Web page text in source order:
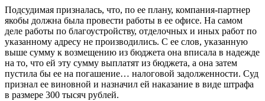
Подсудимая призналась, что, по ее плану, компания-партнер
якобы должна была провести работы в ее офисе. На самом
деле работы по благоустройству, отделочных и иных работ по
указанному адресу не производились. С ее слов, указанную
выше сумму к возмещению из бюджета она вписала в надежде
на то, что ей эту сумму выплатят из бюджета, а она затем
пустила бы ее на погашение… налоговой задолженности. Суд
признал ее виновной и назначил ей наказание в виде штрафа
в размере 300 тысяч рублей.